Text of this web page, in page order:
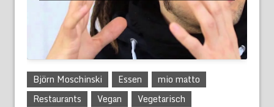
Björn Moschinski Essen
mio matto
Restaurants
Vegan Vegetarisch